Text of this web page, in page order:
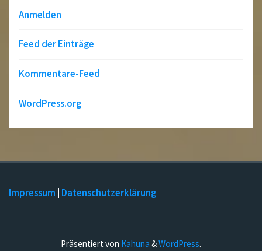
Anmelden
Feed der Einträge
Kommentare-Feed
WordPress.org
Impressum | Datenschutzerklärung
Präsentiert von Kahuna &WordPress.